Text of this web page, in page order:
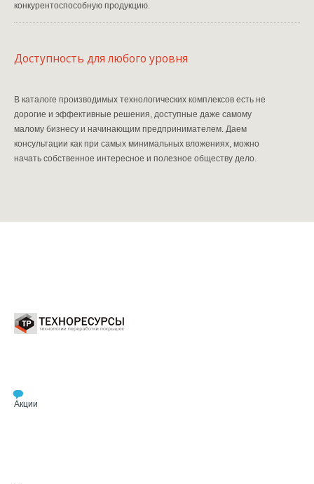
конкурентоспособную продукцию.
Доступность для любого уровня
В каталоге производимых технологических комплексов есть не
дорогие и эффективные решения, доступные даже самому
малому бизнесу и начинающим предпринимателем. Даем
консультации как при самых минимальных вложениях, можно
начать собственное интересное и полезное обществу дело.
Акции